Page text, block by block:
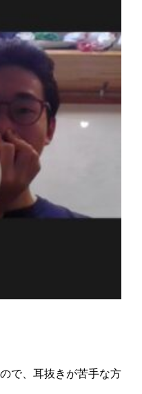
で、耳抜きが苦手な方